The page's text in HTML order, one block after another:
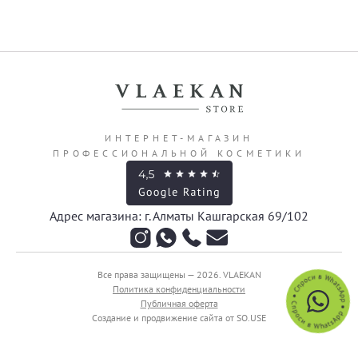
ИНТЕРНЕТ-МАГАЗИН
ПРОФЕССИОНАЛЬНОЙ КОСМЕТИКИ
Адрес магазина: г. Алматы Кашгарская 69/102
Все права защищены — 2026. VLAEKAN
Политика конфиденциальности
Публичная оферта
Создание и продвижение сайта от SO.USE